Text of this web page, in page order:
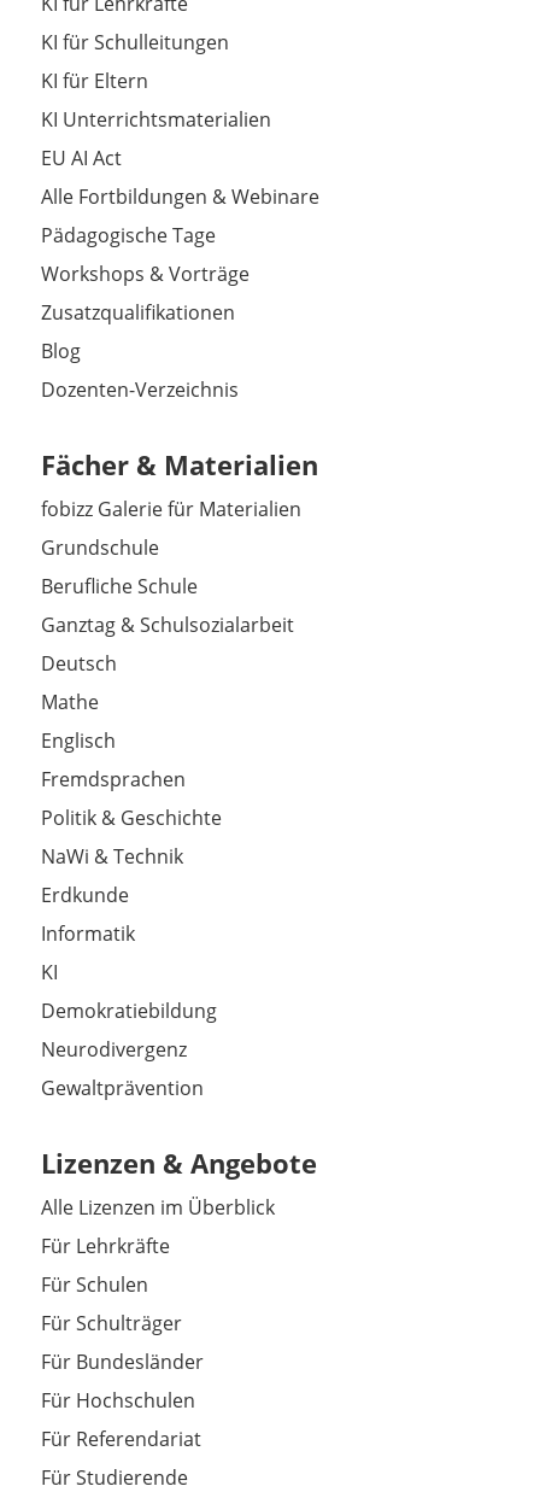
KI für Schulleitungen
KI für Eltern
KI Unterrichtsmaterialien
EU AI Act
Alle Fortbildungen & Webinare
Pädagogische Tage
Workshops & Vorträge
Zusatzqualifikationen
Blog
Dozenten-Verzeichnis
Fächer & Materialien
fobizz Galerie für Materialien
Grundschule
Berufliche Schule
Ganztag & Schulsozialarbeit
Deutsch
Mathe
Englisch
Fremdsprachen
Politik & Geschichte
NaWi & Technik
Erdkunde
Informatik
KI
Demokratiebildung
Neurodivergenz
Gewaltprävention
Lizenzen & Angebote
Alle Lizenzen im Überblick
Für Lehrkräfte
Für Schulen
Für Schulträger
Für Bundesländer
Für Hochschulen
Für Referendariat
Für Studierende